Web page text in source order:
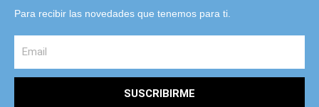
Para recibir las novedades que tenemos para ti.
SUSCRIBIRME